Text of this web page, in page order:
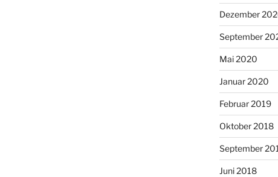
Dezember
September
Mai 2020
Januar 2020
Februar 2019
Oktober 2018
September
Juni 2018